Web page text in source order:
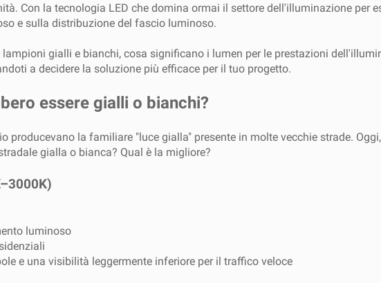
Con la tecnologia LED che domina ormai il settore dell'illuminazione per
e sulla distribuzione del fascio luminoso.
gialli e bianchi, cosa significano i lumen per le prestazioni
a decidere la soluzione più efficace per il tuo progetto.
essere gialli o bianchi?
producevano la familiare "luce gialla" presente in molte vecchie strade.
gialla o bianca? Qual è la migliore?
luminoso
e una visibilità leggermente inferiore per il traffico veloce